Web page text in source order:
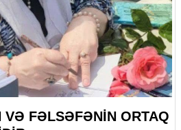
VƏ FƏLSƏFƏNİN ORTAQ